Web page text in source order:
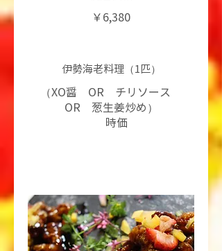
￥6,380
伊勢海老料理（1匹）
（XO醤 OR チリソース
OR 葱生姜炒め）
時価